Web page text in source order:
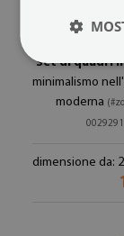
Set di quadri
minimalismo
moderna
dimensione da: